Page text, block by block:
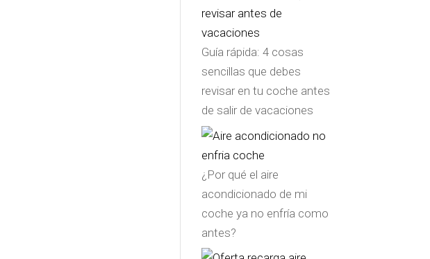
Guía rápida: 4 cosas
sencillas que debes
revisar en tu coche antes
de salir de vacaciones
¿Por qué el aire
acondicionado de mi
coche ya no enfría como
antes?